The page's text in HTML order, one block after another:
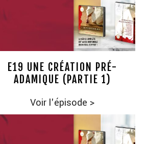
E19 UNE CRÉATION PRÉ-
ADAMIQUE (PARTIE 1)
Voir l'épisode >